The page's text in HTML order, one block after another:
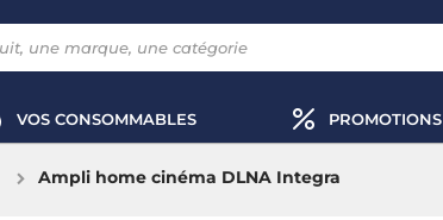
VOS CONSOMMABLES PROMOTIONS
Ampli home cinéma DLNA Integra